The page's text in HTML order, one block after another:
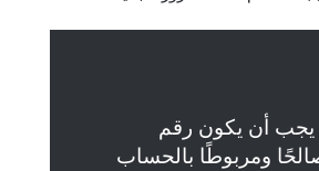
يجب أن يكون رقم
ومربوطًا بالحساب